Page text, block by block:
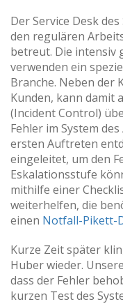
Der Service Desk
den regulären
betreut. Die intensiv
verwenden ein
Branche. Neben der
Kunden, kann damit
(Incident Control)
Fehler im System
ersten Auftreten
eingeleitet, um den
Eskalationsstufe
mithilfe einer
weiterhelfen, die
einen Notfall-Pikett-
Kurze Zeit später
Huber wieder.
dass der Fehler
kurzen Test des